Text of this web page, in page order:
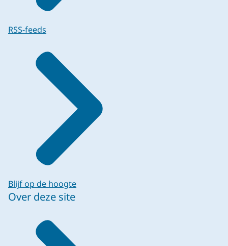
RSS-feeds
Blijf op de hoogte
Over deze site